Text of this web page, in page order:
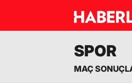
SPOR
MAÇ